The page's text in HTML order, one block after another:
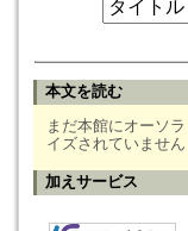
本文を読む
まだ本館にオーソラ
イズされていません
加えサービス